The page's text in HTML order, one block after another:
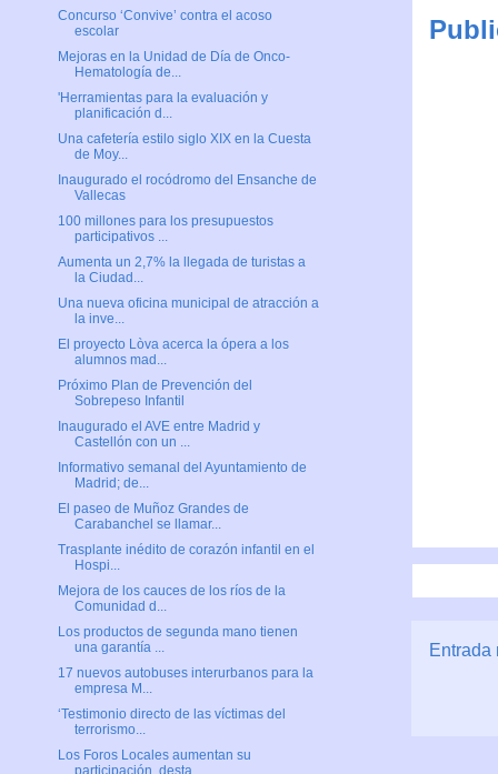
Entrada
Concurso ‘Convive’ contra el acoso
escolar
Mejoras en la Unidad de Día de Onco-
Hematología de...
'Herramientas para la evaluación y
planificación d...
Una cafetería estilo siglo XIX en la Cuesta
de Moy...
Inaugurado el rocódromo del Ensanche de
Vallecas
100 millones para los presupuestos
participativos ...
Aumenta un 2,7% la llegada de turistas a
la Ciudad...
Una nueva oficina municipal de atracción a
la inve...
El proyecto Lòva acerca la ópera a los
alumnos mad...
Próximo Plan de Prevención del
Sobrepeso Infantil
Inaugurado el AVE entre Madrid y
Castellón con un ...
Informativo semanal del Ayuntamiento de
Madrid; de...
El paseo de Muñoz Grandes de
Carabanchel se llamar...
Trasplante inédito de corazón infantil en el
Hospi...
Mejora de los cauces de los ríos de la
Comunidad d...
Los productos de segunda mano tienen
una garantía ...
17 nuevos autobuses interurbanos para la
empresa M...
‘Testimonio directo de las víctimas del
terrorismo...
Los Foros Locales aumentan su